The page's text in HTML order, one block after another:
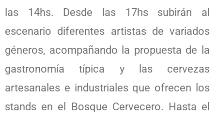
las 14hs. Desde las 17hs subirán al
escenario diferentes artistas de variados
géneros, acompañando la propuesta de la
gastronomía típica y las cervezas
artesanales e industriales que ofrecen los
stands en el Bosque Cervecero. Hasta el